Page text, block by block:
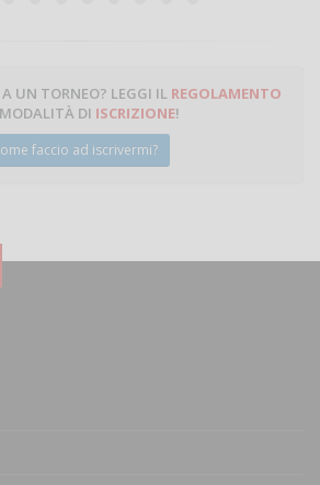
UN TORNEO? LEGGI IL REGOLAMENTO
MODALITÀ DI ISCRIZIONE!
faccio ad iscrivermi?